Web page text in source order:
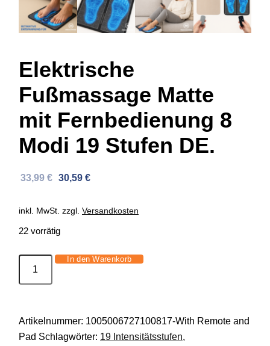
Elektrische
Fußmassage Matte
mit Fernbedienung 8
Modi 19 Stufen DE.
Ursprünglicher
war:
33,99 € Aktueller
ist:
30,59 €
inkl. MwSt. zzgl. Versandkosten
22 vorrätig
Elektrische
Fernbedienung
8
In den Warenkorb
Artikelnummer: 1005006727100817-With Remote and
Pad Schlagwörter: 19 Intensitätsstufen,